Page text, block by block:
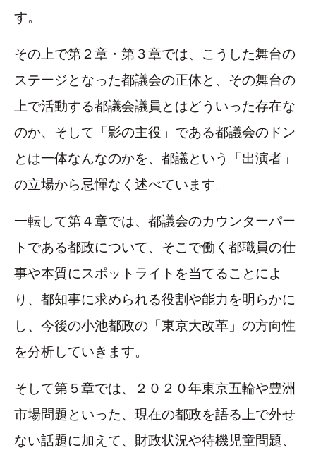
す。
その上で第２章・第３章では、こうした舞台の
ステージとなった都議会の正体と、その舞台の
上で活動する都議会議員とはどういった存在な
のか、そして「影の主役」である都議会のドン
とは一体なんなのかを、都議という「出演者」
の立場から忌憚なく述べています。
一転して第４章では、都議会のカウンターパー
トである都政について、そこで働く都職員の仕
事や本質にスポットライトを当てることによ
り、都知事に求められる役割や能力を明らかに
し、今後の小池都政の「東京大改革」の方向性
を分析していきます。
そして第５章では、２０２０年東京五輪や豊洲
市場問題といった、現在の都政を語る上で外せ
ない話題に加えて、財政状況や待機児童問題、